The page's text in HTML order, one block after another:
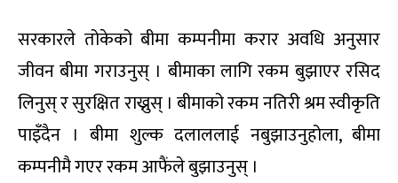
सरकारले तोकेको बीमा कम्पनीमा करार अवधि अनुसार
जीवन बीमा गराउनुस् । बीमाका लागि रकम बुझाएर रसिद
लिनुस् र सुरक्षित राख्नुस् । बीमाको रकम नतिरी श्रम स्वीकृति
पाइँदैन । बीमा शुल्क दलाललाई नबुझाउनुहोला, बीमा
कम्पनीमै गएर रकम आफैंले बुझाउनुस् ।